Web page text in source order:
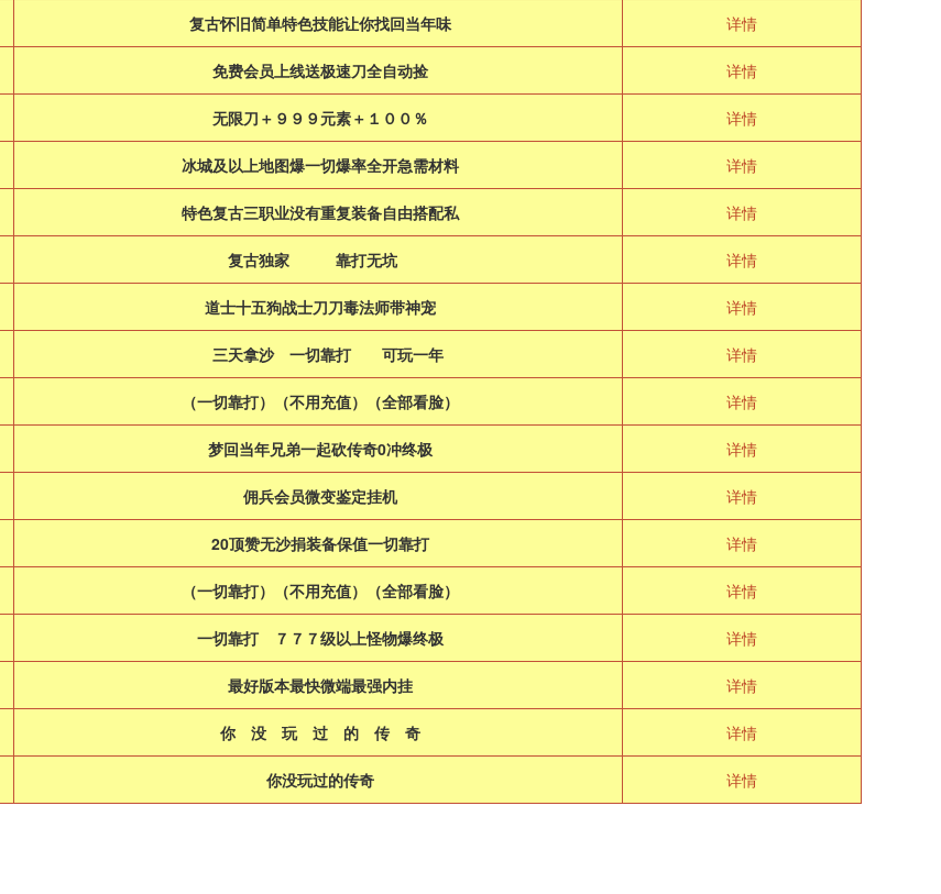
复古怀旧简单特色技能让你找回当年味 详情
免费会员上线送极速刀全自动捡 详情
无限刀＋９９９元素＋１００％ 详情
冰城及以上地图爆一切爆率全开急需材料 详情
特色复古三职业没有重复装备自由搭配私 详情
复古独家 靠打无坑 详情
道士十五狗战士刀刀毒法师带神宠 详情
三天拿沙 一切靠打 可玩一年 详情
（一切靠打）（不用充值）（全部看脸） 详情
梦回当年兄弟一起砍传奇0冲终极 详情
佣兵会员微变鉴定挂机 详情
20顶赞无沙捐装备保值一切靠打 详情
（一切靠打）（不用充值）（全部看脸） 详情
一切靠打 ７７７级以上怪物爆终极 详情
最好版本最快微端最强内挂 详情
你 没 玩 过 的 传 奇 详情
你没玩过的传奇 详情